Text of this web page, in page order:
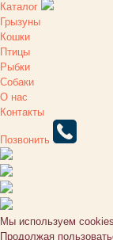
Каталог
Грызуны
Кошки
Птицы
Рыбки
Собаки
О нас
Контакты
Позвонить
Мы используем
Продолжая